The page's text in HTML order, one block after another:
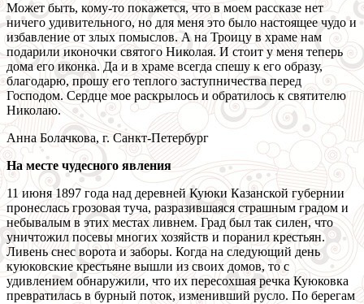
Может быть, кому-то покажется, что в моем рассказе нет
ничего удивительного, но для меня это было настоящее чудо и
избавление от злых помыслов. А на Троицу в храме нам
подарили иконочки святого Николая. И стоит у меня теперь
дома его иконка. Да и в храме всегда спешу к его образу,
благодарю, прошу его теплого заступничества перед
Господом. Сердце мое раскрылось и обратилось к святителю
Николаю.
Анна Болачкова, г. Санкт-Петербург
На месте чудесного явления
11 июня 1897 года над деревней Куюки Казанской губернии
пронеслась грозовая туча, разразившаяся страшным градом и
небывалым в этих местах ливнем. Град был так силен, что
уничтожил посевы многих хозяйств и поранил крестьян.
Ливень снес ворота и заборы. Когда на следующий день
куюковские крестьяне вышли из своих домов, то с
удивлением обнаружили, что их пересохшая речка Куюковка
превратилась в бурный поток, изменивший русло. По берегам